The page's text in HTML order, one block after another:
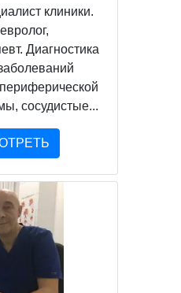
клиники.
Диагностика
сосудистые...